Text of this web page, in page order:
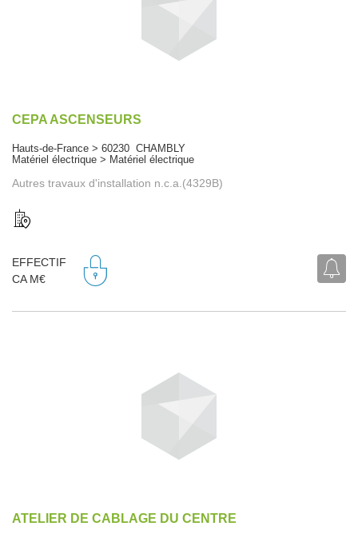
CEPA ASCENSEURS
Hauts-de-France > 60230 CHAMBLY
Matériel électrique > Matériel électrique
Autres travaux d'installation n.c.a.(4329B)
EFFECTIF
CA M€
ATELIER DE CABLAGE DU CENTRE